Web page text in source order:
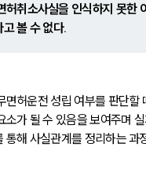
허취소사실을 인식하지 못한
볼 수 없다.
면허운전 성립 여부를 판단할
소가 될 수 있음을 보여주며
통해 사실관계를 정리하는 과